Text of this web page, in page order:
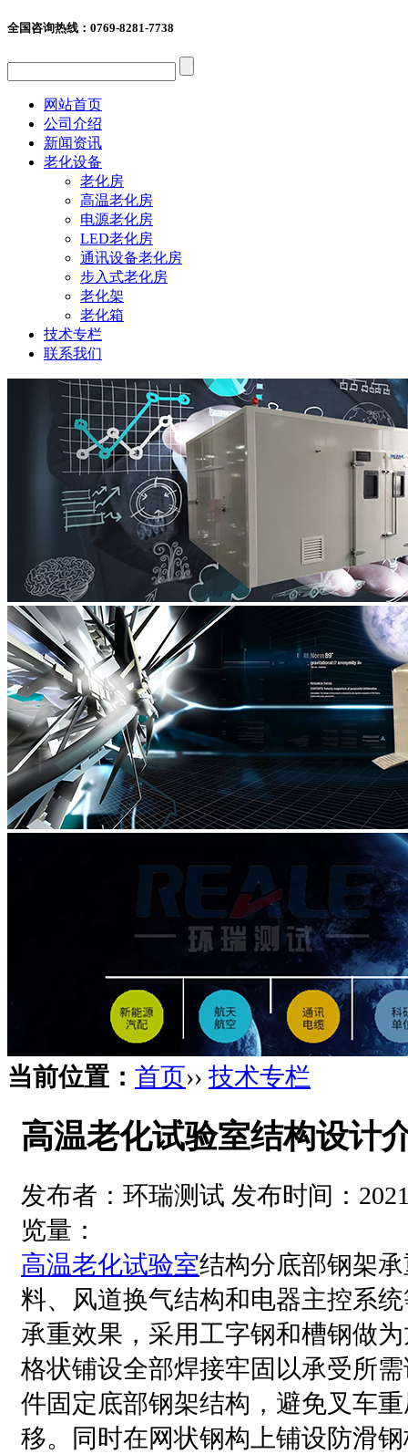
全国咨询热线： 0769-8281-7738
网站首页
公司介绍
新闻资讯
老化设备
老化房
高温老化房
电源老化房
LED老化房
通讯设备老化房
步入式老化房
老化架
老化箱
技术专栏
联系我们
当前位置： 首页›› 技术专栏
高温老化试验室结构设计
发布者：环瑞测试 发布时间：
览量：
高温老化试验室结构分底部钢架
料、风道换气结构和电器主控系
承重效果，采用工字钢和槽钢做
格状铺设全部焊接牢固以承受所
件固定底部钢架结构，避免叉车
移。同时在网状钢构上铺设防滑